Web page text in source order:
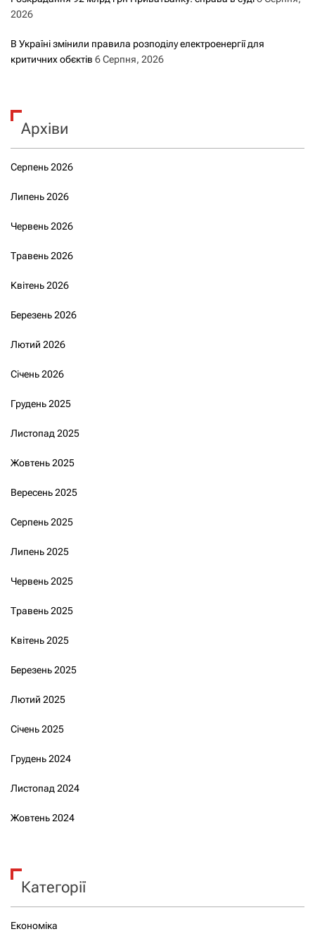
2026
В Україні змінили правила розподілу електроенергії для
критичних обєктів 6 Серпня, 2026
Архіви
Серпень 2026
Липень 2026
Червень 2026
Травень 2026
Квітень 2026
Березень 2026
Лютий 2026
Січень 2026
Грудень 2025
Листопад 2025
Жовтень 2025
Вересень 2025
Серпень 2025
Липень 2025
Червень 2025
Травень 2025
Квітень 2025
Березень 2025
Лютий 2025
Січень 2025
Грудень 2024
Листопад 2024
Жовтень 2024
Категорії
Економіка